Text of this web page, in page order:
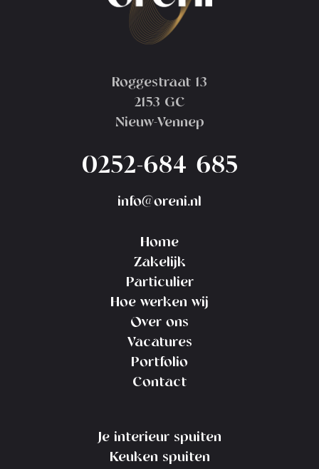
Roggestraat 13
2153 GC
Nieuw-Vennep
0252-684 685
info@oreni.nl
Home
Zakelijk
Particulier
Hoe werken wij
Over ons
Vacatures
Portfolio
Contact
Je interieur spuiten
Keuken spuiten